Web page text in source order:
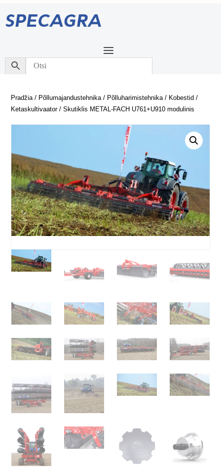
Pradžia/ Põllumajandustehnika/ Põlluharimistehnika/ Kobestid /
Ketaskultivaator/ Skutiklis METAL-FACH U761+U910 modulinis